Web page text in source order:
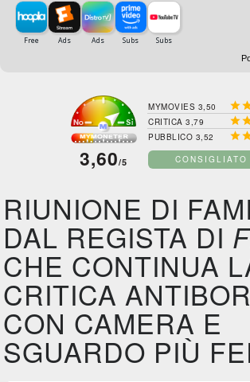
3,60/5
MYMOVIES 3,50 
CRITICA 3,79 
PUBBLICO 3,52 
CONSIGLIATO
RIUNIONE DI
DAL REGISTA DI
CHE CONTINUA
CRITICA
CON CAMERA E
SGUARDO PIÙ